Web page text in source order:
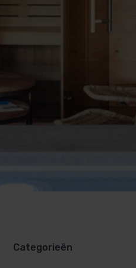
Categorieën